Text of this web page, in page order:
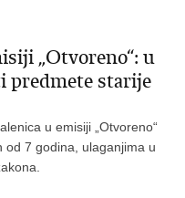
„Otvoreno“: u
predmete starije
u emisiji „Otvoreno“
od 7 godina, ulaganjima u